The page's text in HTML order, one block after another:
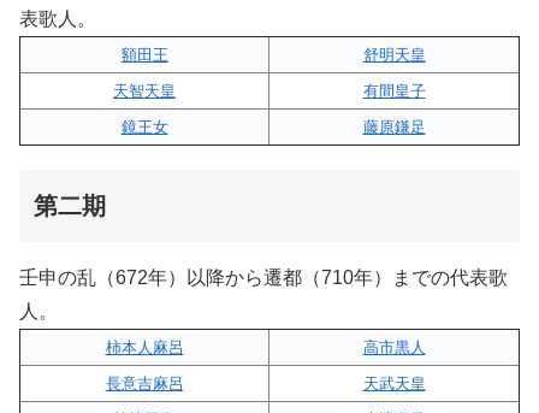
表歌人。
額田王
舒明天皇
天智天皇
有間皇子
鏡王女
藤原鎌足
第二期
壬申の乱（672年）以降から遷都（710年）までの代表歌
人。
柿本人麻呂
高市黒人
長意吉麻呂
天武天皇